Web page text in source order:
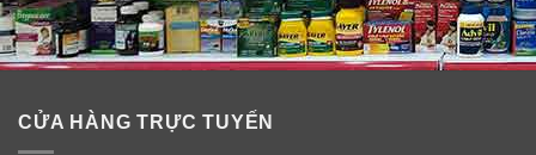
CỬA HÀNG TRỰC TUYẾN